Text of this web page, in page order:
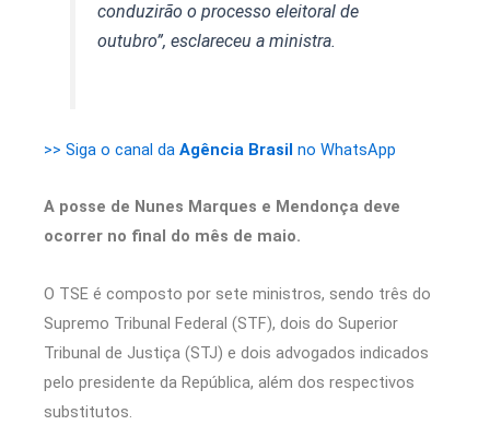
conduzirão o processo eleitoral de
outubro”, esclareceu a ministra.
>> Siga o canal da Agência Brasil no WhatsApp
A posse de Nunes Marques e Mendonça deve
ocorrer no final do mês de maio.
O TSE é composto por sete ministros, sendo três do
Supremo Tribunal Federal (STF), dois do Superior
Tribunal de Justiça (STJ) e dois advogados indicados
pelo presidente da República, além dos respectivos
substitutos.